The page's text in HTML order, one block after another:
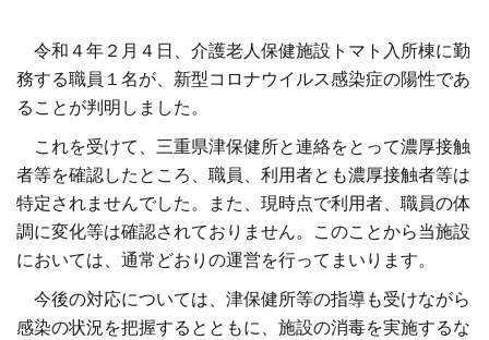
令和４年２月４日、介護老人保健施設トマト入所棟に勤
務する職員１名が、新型コロナウイルス感染症の陽性であ
ることが判明しました。
これを受けて、三重県津保健所と連絡をとって濃厚接触
者等を確認したところ、職員、利用者とも濃厚接触者等は
特定されませんでした。また、現時点で利用者、職員の体
調に変化等は確認されておりません。このことから当施設
においては、通常どおりの運営を行ってまいります。
今後の対応については、津保健所等の指導も受けながら
感染の状況を把握するとともに、施設の消毒を実施するな